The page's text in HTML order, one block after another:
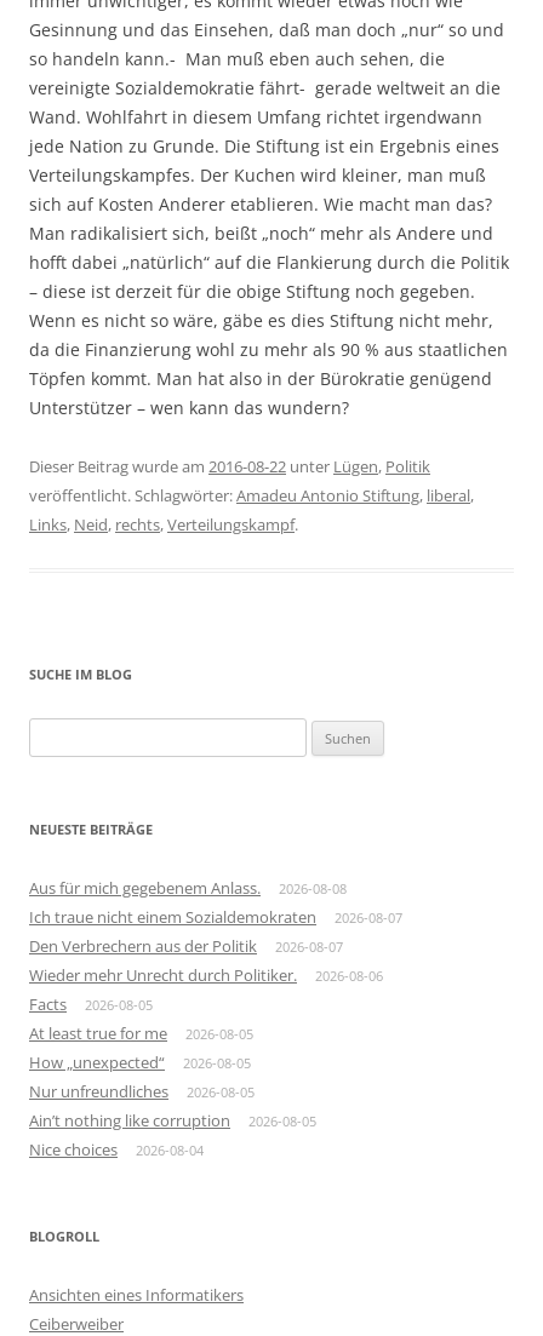
Gesinnung und das Einsehen, daß man doch „nur“ so und
so handeln kann.- Man muß eben auch sehen, die
vereinigte Sozialdemokratie fährt- gerade weltweit an die
Wand. Wohlfahrt in diesem Umfang richtet irgendwann
jede Nation zu Grunde. Die Stiftung ist ein Ergebnis eines
Verteilungskampfes. Der Kuchen wird kleiner, man muß
sich auf Kosten Anderer etablieren. Wie macht man das?
Man radikalisiert sich, beißt „noch“ mehr als Andere und
hofft dabei „natürlich“ auf die Flankierung durch die Politik
– diese ist derzeit für die obige Stiftung noch gegeben.
Wenn es nicht so wäre, gäbe es dies Stiftung nicht mehr,
da die Finanzierung wohl zu mehr als 90 % aus staatlichen
Töpfen kommt. Man hat also in der Bürokratie genügend
Unterstützer – wen kann das wundern?
Dieser Beitrag wurde am 2016-08-22 unter Lügen, Politik
veröffentlicht. Schlagwörter:Amadeu Antonio Stiftung, liberal,
Links, Neid, rechts,Verteilungskampf.
SUCHE IM BLOG
nach:
NEUESTE BEITRÄGE
Aus für mich gegebenem Anlass. 2026-08-08
Ich traue nicht einem Sozialdemokraten 2026-08-07
Den Verbrechern aus der Politik 2026-08-07
Wieder mehr Unrecht durch Politiker. 2026-08-06
Facts 2026-08-05
At least true for me 2026-08-05
How „unexpected“ 2026-08-05
Nur unfreundliches 2026-08-05
Ain’t nothing like corruption 2026-08-05
Nice choices 2026-08-04
BLOGROLL
Ansichten eines Informatikers
Ceiberweiber